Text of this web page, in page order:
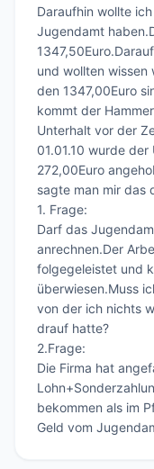
Daraufhin wollte
Jugendamt
und wollten wissen
den 1347,00Euro
kommt der
Unterhalt vor der
01.01.10 wurde
272,00Euro
sagte man mir das
1. Frage:
Darf das
anrechnen.Der
folgegeleistet und
überwiesen.Muss
von der ich nichts
drauf hatte?
2.Frage:
Die Firma hat
bekommen als im
Geld vom